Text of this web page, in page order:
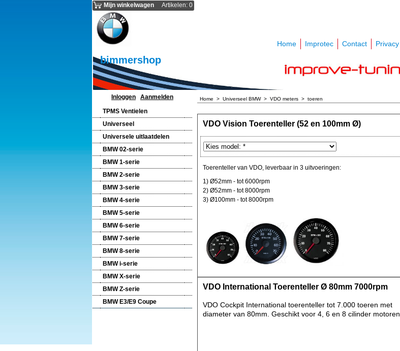
bimmershop
Mijn winkelwagen Artikelen: 0
Home Improtec Contact Privacy
Inloggen
Aanmelden
TPMS Ventielen
Universeel
Universele uitlaatdelen
BMW 02-serie
BMW 1-serie
BMW 2-serie
BMW 3-serie
BMW 4-serie
BMW 5-serie
BMW 6-serie
BMW 7-serie
BMW 8-serie
BMW i-serie
BMW X-serie
BMW Z-serie
BMW E3/E9 Coupe
Home > Universeel BMW> VDO meters > toeren
VDO Vision Toerenteller (52 en 100mm Ø)
Toerenteller van VDO, leverbaar in 3 uitvoeringen:
1) Ø52mm - tot 6000rpm
2) Ø52mm - tot 8000rpm
3) Ø100mm - tot 8000rpm
VDO International Toerenteller Ø 80mm 7000rpm
VDO Cockpit International toerenteller tot 7.000 toeren met
diameter van 80mm. Geschikt voor 4, 6 en 8 cilinder motoren.